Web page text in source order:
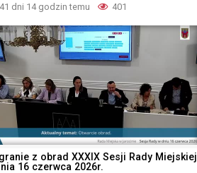
41 dni 14 godzin temu 401
z obrad XXXIX Sesji Rady Miejskiej
16 czerwca 2026r.